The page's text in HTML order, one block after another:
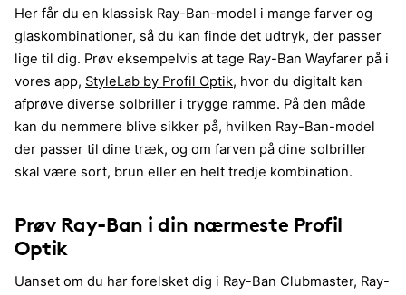
Her får du en klassisk Ray-Ban-model i mange farver og
glaskombinationer, så du kan finde det udtryk, der passer
lige til dig. Prøv eksempelvis at tage Ray-Ban Wayfarer på i
vores app, StyleLab by Profil Optik, hvor du digitalt kan
afprøve diverse solbriller i trygge ramme. På den måde
kan du nemmere blive sikker på, hvilken Ray-Ban-model
der passer til dine træk, og om farven på dine solbriller
skal være sort, brun eller en helt tredje kombination.
Prøv Ray-Ban i din nærmeste Profil
Optik
Uanset om du har forelsket dig i Ray-Ban Clubmaster, Ray-